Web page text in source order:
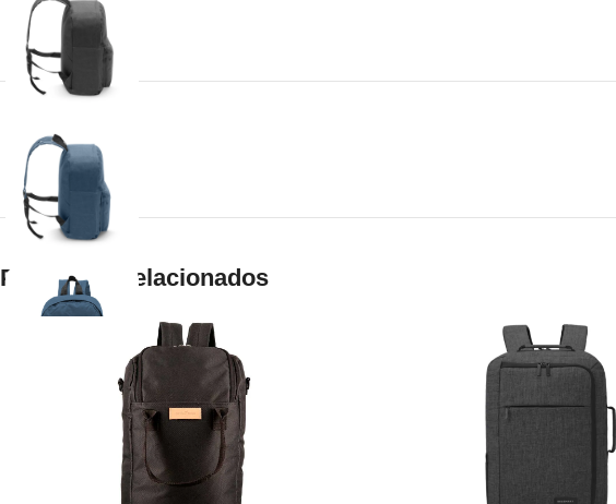
Productos relacionados